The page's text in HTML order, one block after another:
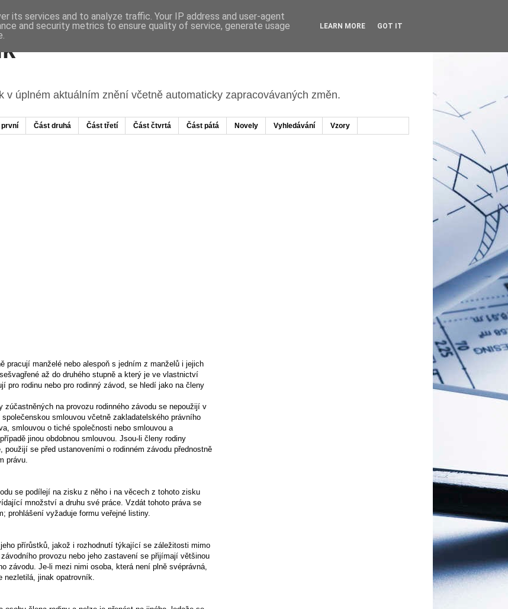
v úplném aktuálním znění včetně automaticky zapracovávaných změn.
první Část druhá Část třetí Část čtvrtá Část pátá Novely Vyhledávání Vzory
pracují manželé nebo alespoň s jedním z manželů i jejich
až do druhého stupně a který je ve vlastnictví
pro rodinu nebo pro rodinný závod, se hledí jako na členy
na provozu rodinného závodu se nepoužijí v
smlouvou včetně zakladatelského právního
smlouvou o tiché společnosti nebo smlouvou a
jinou obdobnou smlouvou. Jsou-li členy rodiny
se před ustanoveními o rodinném závodu přednostně
právu.
se podílejí na zisku z něho i na věcech z tohoto zisku
množství a druhu své práce. Vzdát tohoto práva se
prohlášení vyžaduje formu veřejné listiny.
přírůstků, jakož i rozhodnutí týkající se záležitosti mimo
provozu nebo jeho zastavení se přijímají většinou
závodu. Je-li mezi nimi osoba, která není plně svéprávná,
nezletilá, jinak opatrovník.
its services and to analyze traffic. Your IP address and user-agent
and security metrics to ensure quality of service, generate usage
LEARN MORE GOT IT